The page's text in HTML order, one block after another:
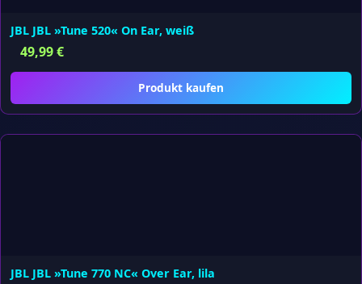
JBL JBL »Tune 520« On Ear, weiß
49,99€
Produkt kaufen
JBL JBL »Tune 770 NC« Over Ear, lila